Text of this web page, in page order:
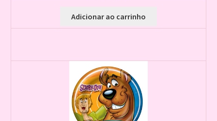
Adicionar ao carrinho